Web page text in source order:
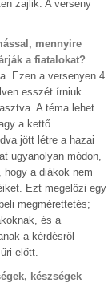
zajlik. A verseny
mennyire
a fiatalokat?
Ezen a versenyen 4
esszét írniuk
A téma lehet
a kettő
jött létre a hazai
ugyanolyan módon,
hogy a diákok nem
Ezt megelőzi egy
megmérettetés;
és a
a kérdésről
előtt.
készségek